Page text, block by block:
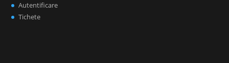
Autentificare
Tichete